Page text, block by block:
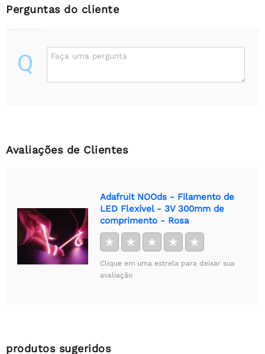
Perguntas do cliente
Q Faça uma pergunta
Avaliações de Clientes
Adafruit NOOds - Filamento de
LED Flexível - 3V 300mm de
comprimento - Rosa
★ ★ ★ ★ ★
Clique em uma estrela para deixar sua
avaliação
produtos sugeridos